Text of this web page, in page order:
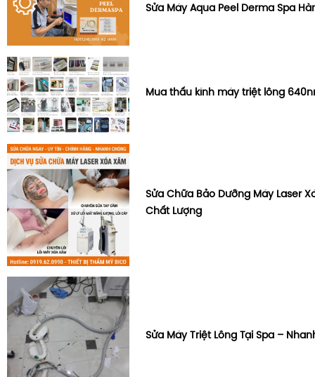
Sửa Máy Aqua Peel Derma Spa
Mua thấu kính máy triệt lông
Sửa Chữa Bảo Dưỡng Máy Laser
Chất Lượng
Sửa Máy Triệt Lông Tại Spa –